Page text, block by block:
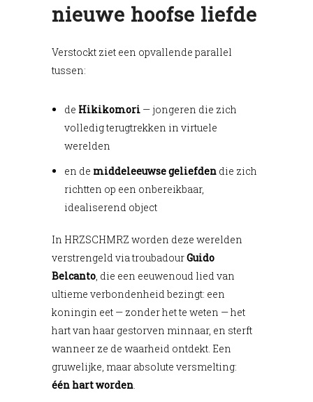
nieuwe hoofse liefde
Verstockt ziet een opvallende parallel
tussen:
de Hikikomori — jongeren die zich
volledig terugtrekken in virtuele
werelden
en de middeleeuwse geliefden die zich
richtten op een onbereikbaar,
idealiserend object
In HRZSCHMRZ worden deze werelden
verstrengeld via troubadourGuido
Belcanto, die een eeuwenoud lied van
ultieme verbondenheid bezingt: een
koningin eet — zonder het te weten — het
hart van haar gestorven minnaar, en sterft
wanneer ze de waarheid ontdekt. Een
gruwelijke, maar absolute versmelting:
één hart worden.